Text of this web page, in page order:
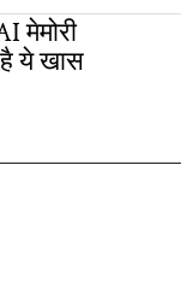
मेमोरी
है ये खास